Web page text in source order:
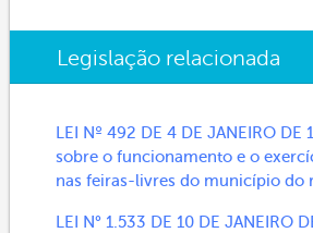
Legislação relacionada
LEI Nº 492 DE 4 DE JANEIRO DE
sobre o funcionamento e o
nas feiras-livres do município do
LEI N° 1.533 DE 10 DE JANEIRO